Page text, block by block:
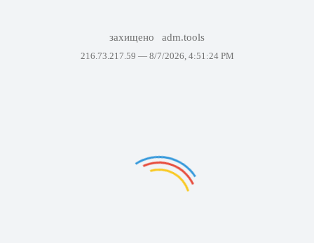
захищено adm.tools
216.73.217.59 — 8/7/2026, 4:51:24 PM